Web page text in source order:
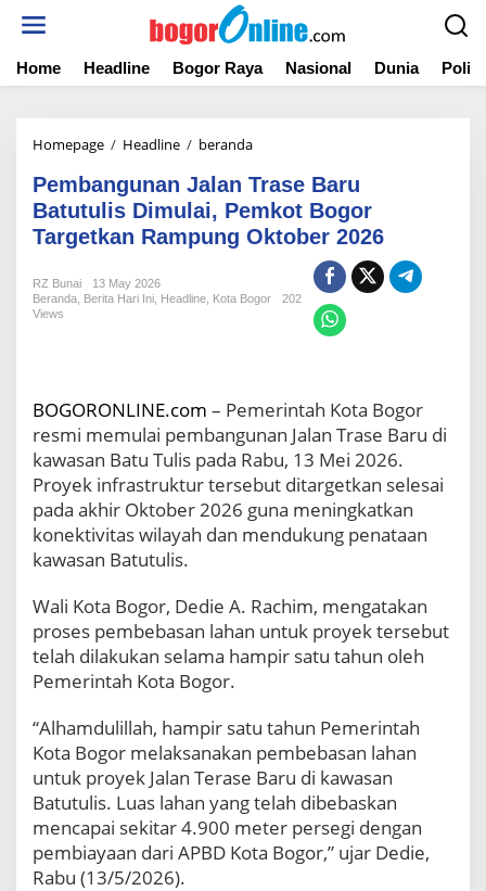
t
Home Headline Bogor Raya Nasional Dunia
Homepage / Headline / beranda
m
b
a
n
n
l
a
n
T
r
a
s
a
r
u
B
u
u
i
s
D
i
Pembangunan Jalan Trase Baru
Batutulis Dimulai, Pemkot Bogor
Targetkan Rampung Oktober 2026
RZ Bunai
13 May 2026
Beranda Berita Hari Ini Headline Kota Bogor
202
Views
BOGORONLINE.com – Pemerintah Kota Bogor
resmi memulai pembangunan Jalan Trase Baru di
kawasan Batu Tulis pada Rabu, 13 Mei 2026.
Proyek infrastruktur tersebut ditargetkan selesai
pada akhir Oktober 2026 guna meningkatkan
konektivitas wilayah dan mendukung penataan
kawasan Batutulis.
Wali Kota Bogor, Dedie A. Rachim, mengatakan
proses pembebasan lahan untuk proyek tersebut
telah dilakukan selama hampir satu tahun oleh
Pemerintah Kota Bogor.
“Alhamdulillah, hampir satu tahun Pemerintah
Kota Bogor melaksanakan pembebasan lahan
untuk proyek Jalan Terase Baru di kawasan
Batutulis. Luas lahan yang telah dibebaskan
mencapai sekitar 4.900 meter persegi dengan
pembiayaan dari APBD Kota Bogor,” ujar Dedie,
Rabu (13/5/2026).